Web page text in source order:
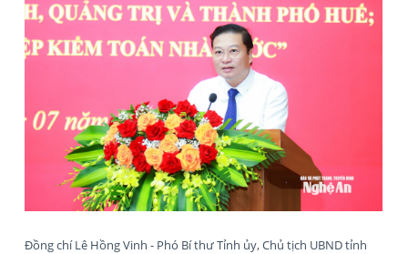
Đồng chí Lê Hồng Vinh - Phó Bí thư Tỉnh ủy, Chủ tịch UBND tỉnh